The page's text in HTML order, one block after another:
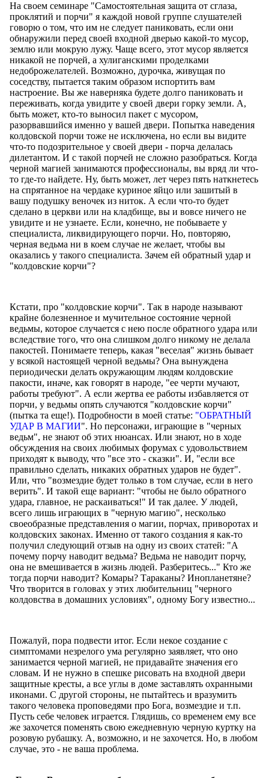
На своем семинаре "Самостоятельная защита от сглаза,
проклятий и порчи" я каждой новой группе слушателей
говорю о том, что им не следует паниковать, если они
обнаружили перед своей входной дверью какой-то мусор,
землю или мокрую лужу. Чаще всего, этот мусор является
никакой не порчей, а хулиганскими проделками
недоброжелателей. Возможно, дурочка, живущая по
соседству, пытается таким образом испортить вам
настроение. Вы же наверняка будете долго паниковать и
переживать, когда увидите у своей двери горку земли. А,
быть может, кто-то выносил пакет с мусором,
разорвавшийся именно у вашей двери. Попытка наведения
колдовской порчи тоже не исключена, но если вы видите
что-то подозрительное у своей двери - порча делалась
дилетантом. И с такой порчей не сложно разобраться. Когда
черной магией занимаются профессионалы, вы вряд ли что-
то где-то найдете. Ну, быть может, лет через пять наткнетесь
на спрятанное на чердаке куриное яйцо или зашитый в
вашу подушку веночек из ниток. А если что-то будет
сделано в церкви или на кладбище, вы и вовсе ничего не
увидите и не узнаете. Если, конечно, не побываете у
специалиста, ликвидирующего порчи. Но, повторяю,
черная ведьма ни в коем случае не желает, чтобы вы
оказались у такого специалиста. Зачем ей обратный удар и
"колдовские корчи"?
Кстати, про "колдовские корчи". Так в народе называют
крайне болезненное и мучительное состояние черной
ведьмы, которое случается с нею после обратного удара или
вследствие того, что она слишком долго никому не делала
пакостей. Понимаете теперь, какая "веселая" жизнь бывает
у всякой настоящей черной ведьмы? Она вынуждена
периодически делать окружающим людям колдовские
пакости, иначе, как говорят в народе, "ее черти мучают,
работы требуют". А если жертва ее работы избавляется от
порчи, у ведьмы опять случаются "колдовские корчи"
(пытка та еще!). Подробности в моей статье: "ОБРАТНЫЙ
УДАР В МАГИИ". Но персонажи, играющие в "черных
ведьм", не знают об этих нюансах. Или знают, но в ходе
обсуждения на своих любимых форумах с удовольствием
приходят к выводу, что "все это - сказки". И, "если все
правильно сделать, никаких обратных ударов не будет".
Или, что "возмездие будет только в том случае, если в него
верить". И такой еще вариант: "чтобы не было обратного
удара, главное, не раскаиваться!" И так далее. У людей,
всего лишь играющих в "черную магию", несколько
своеобразные представления о магии, порчах, приворотах и
колдовских законах. Именно от такого создания я как-то
получил следующий отзыв на одну из своих статей: "А
почему порчу наводит ведьма? Ведьма не наводит порчу,
она не вмешивается в жизнь людей. Разберитесь..." Кто же
тогда порчи наводит? Комары? Тараканы? Инопланетяне?
Что творится в головах у этих любительниц "черного
колдовства в домашних условиях", одному Богу известно...
Пожалуй, пора подвести итог. Если некое создание с
симптомами незрелого ума регулярно заявляет, что оно
занимается черной магией, не придавайте значения его
словам. И не нужно в спешке рисовать на входной двери
защитные кресты, а все углы в доме заставлять охранными
иконами. С другой стороны, не пытайтесь и вразумить
такого человека проповедями про Бога, возмездие и т.п.
Пусть себе человек играется. Глядишь, со временем ему все
же захочется поменять свою ежедневную черную куртку на
розовую рубашку. А, возможно, и не захочется. Но, в любом
случае, это - не ваша проблема.